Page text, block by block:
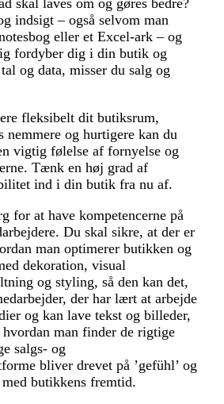
skal laves om og gøres bedre?
indsigt – også selvom man
eller et Excel-ark – og
fordyber dig i din butik og
og data, misser du salg og
fleksibelt dit butiksrum,
nemmere og hurtigere kan du
vigtig følelse af fornyelse og
Tænk en høj grad af
ind i din butik fra nu af.
for at have kompetencerne på
Du skal sikre, at der er
man optimerer butikken og
dekoration, visual
og styling, så den kan det,
der har lært at arbejde
og kan lave tekst og billeder,
man finder de rigtige
salgs- og
bliver drevet på ’gefühl’ og
butikkens fremtid.